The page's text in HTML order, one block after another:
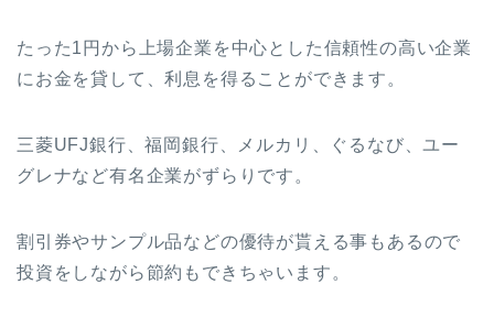
たった1円から上場企業を中心とした信頼性の高い企業
にお金を貸して、利息を得ることができます。
三菱UFJ銀行、福岡銀行、メルカリ、ぐるなび、ユー
グレナなど有名企業がずらりです。
割引券やサンプル品などの優待が貰える事もあるので
投資をしながら節約もできちゃいます。